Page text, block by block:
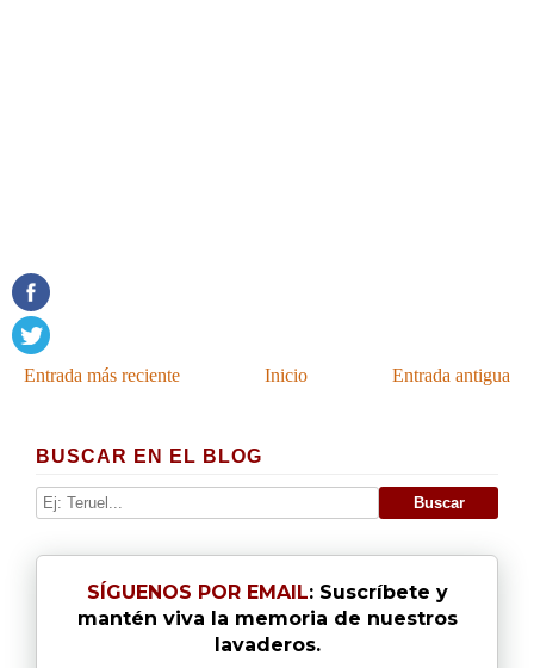
Entrada más reciente Entrada antigua
Inicio
BUSCAR EN EL BLOG
SÍGUENOS POR EMAIL: Suscríbete y
mantén viva la memoria de nuestros
lavaderos.